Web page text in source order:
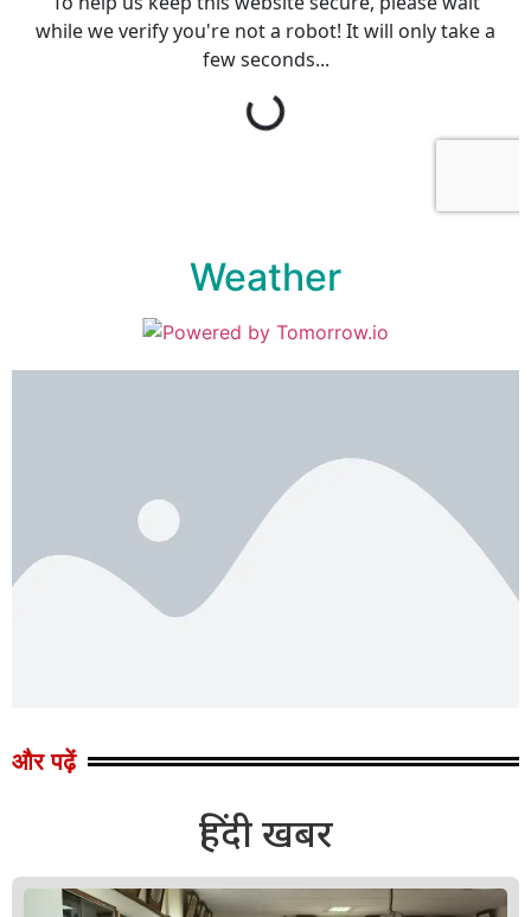
Weather
और पढ़ें
हिंदी खबर